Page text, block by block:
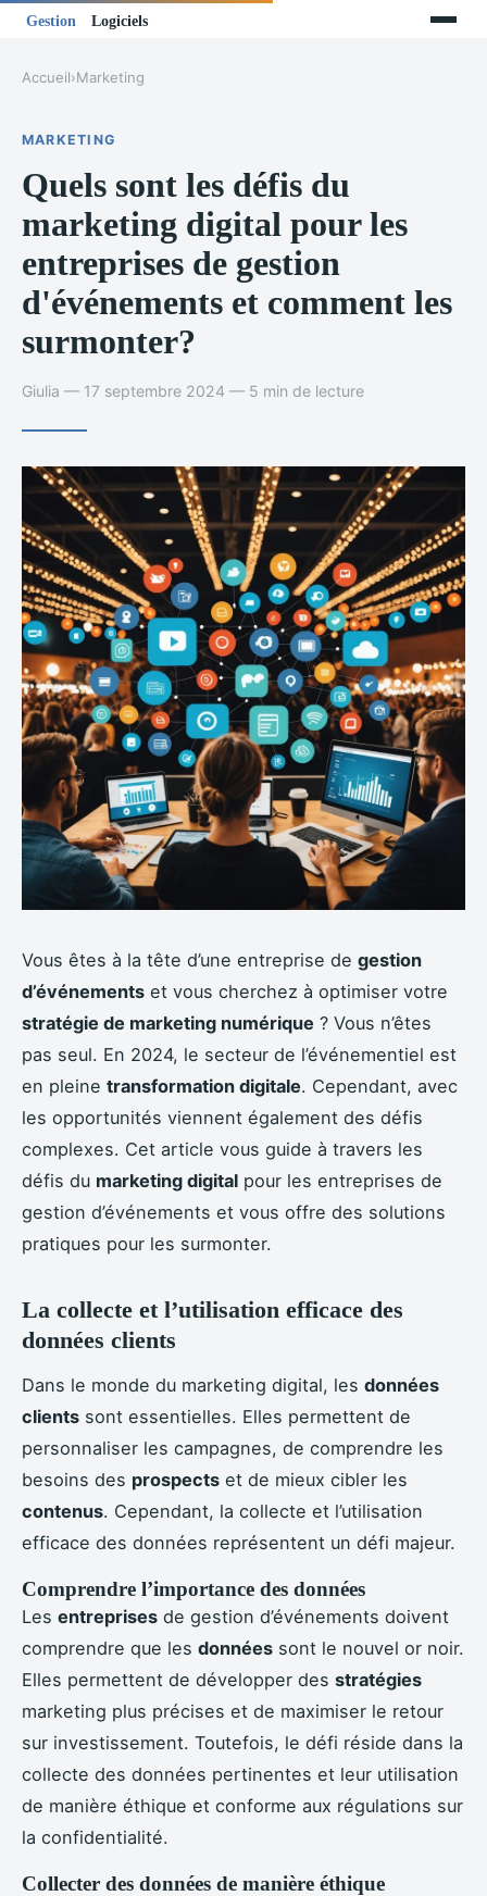
Accueil›Marketing
MARKETING
Quels sont les défis du
marketing digital pour les
entreprises de gestion
d'événements et comment les
surmonter?
Giulia — 17 septembre 2024 — 5 min de lecture
Vous êtes à la tête d’une entreprise de gestion
d’événements et vous cherchez à optimiser votre
stratégie de marketing numérique ? Vous n’êtes
pas seul. En 2024, le secteur de l’événementiel est
en pleine transformation digitale. Cependant, avec
les opportunités viennent également des défis
complexes. Cet article vous guide à travers les
défis du marketing digital pour les entreprises de
gestion d’événements et vous offre des solutions
pratiques pour les surmonter.
La collecte et l’utilisation efficace des
données clients
Dans le monde du marketing digital, les données
clients sont essentielles. Elles permettent de
personnaliser les campagnes, de comprendre les
besoins des prospects et de mieux cibler les
contenus. Cependant, la collecte et l’utilisation
efficace des données représentent un défi majeur.
Comprendre l’importance des données
Les entreprises de gestion d’événements doivent
comprendre que les données sont le nouvel or noir.
Elles permettent de développer des stratégies
marketing plus précises et de maximiser le retour
sur investissement. Toutefois, le défi réside dans la
collecte des données pertinentes et leur utilisation
de manière éthique et conforme aux régulations sur
la confidentialité.
Collecter des données de manière éthique